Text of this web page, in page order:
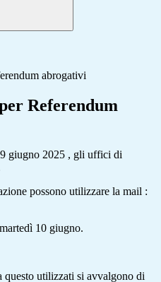
abrogativi
Referendum
giugno 2025 , gli uffici di
possono utilizzare la mail :
10 giugno.
questo utilizzati si avvalgono di